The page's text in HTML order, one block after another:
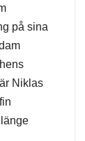
på sina
Niklas